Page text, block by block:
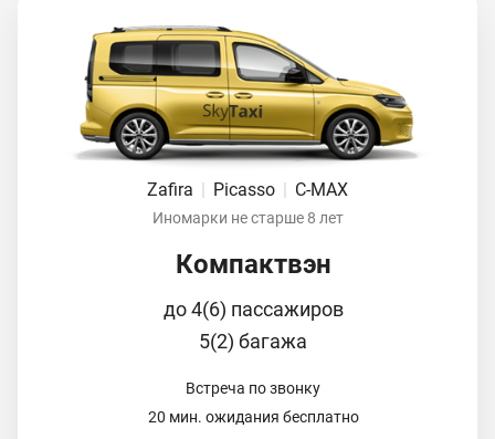
Zafira | Picasso | C-MAX
Иномарки не старше 8 лет
Компактвэн
до 4(6) пассажиров
5(2) багажа
Встреча по звонку
20 мин. ожидания бесплатно